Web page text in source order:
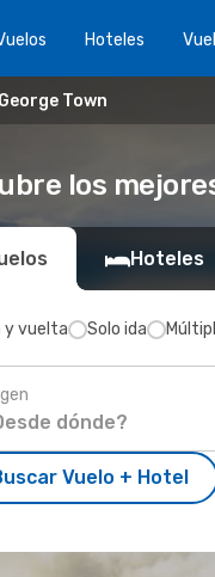
Hoteles
George Town
los
Hoteles
y vuelta Solo ida
Vuelo + Hotel